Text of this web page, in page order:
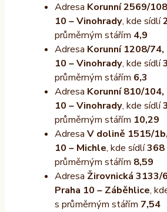
Adresa Korunní 2569/
10 – Vinohrady, kde sídlí
průměrným stářím 4,9
Adresa Korunní 1208/74,
10 – Vinohrady, kde sídlí
průměrným stářím 6,3
Adresa Korunní 810/104,
10 – Vinohrady, kde sídlí
průměrným stářím 10,29
Adresa V dolině 1515/
10 – Michle, kde sídlí368
průměrným stářím 8,59
Adresa Žirovnická 3133/
Praha 10 – Záběhlice,
s průměrným stářím 7,54